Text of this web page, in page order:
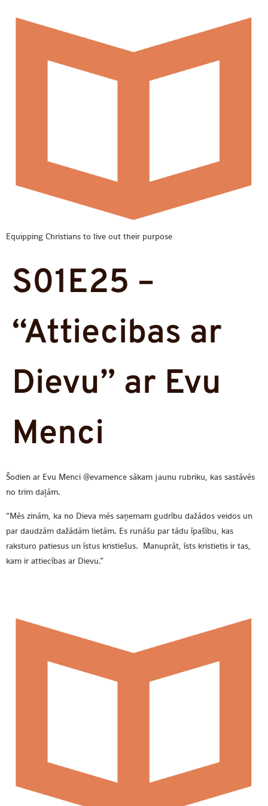
Equipping Christians to live out their purpose
S01E25 –
“Attiecibas ar
Dievu” ar Evu
Menci
Šodien ar Evu Menci @evamence sākam jaunu rubriku, kas sastāvēs
no trim daļām.
“Mēs zinām, ka no Dieva mēs saņemam gudrību dažādos veidos un
par daudzām dažādām lietām. Es runāšu par tādu īpašību, kas
raksturo patiesus un īstus kristiešus. Manuprāt, īsts kristietis ir tas,
kam ir attiecības ar Dievu.”